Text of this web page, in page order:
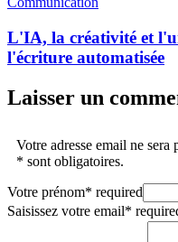
L'IA, la créativité et
l'écriture automatisée
Laisser un
Votre adresse email ne
* sont obligatoires.
Votre prénom* required
Saisissez votre email*